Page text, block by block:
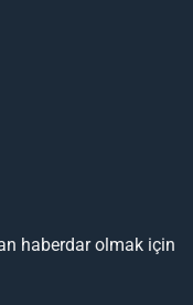
haberdar olmak için